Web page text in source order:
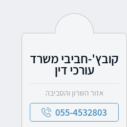
קובץ'-חביבי משרד
עורכי דין
אזור השרון והסביבה
055-4532803